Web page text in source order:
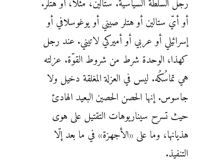
رجل السلطة السياسيّة. ستالين، مثلاً، أو هتلر.
أو أيّ ستالين أو هتلر صيني أو يوغوسلافي أو
إسرائيلي أو عربي أو أميركي لاتيني. عند رجل
كهذا، الوحدة شرط من شروط القوّة. عزلته
هي تماسُكُه. ليس في العزلة المغلقة دخيل ولا
جاسوس. إنها الحصن الحصين البعيد الهادئ
حيث تسرح سيناريوهات التقتيل على هوى
هذيانها، وما على «الأجهزة» في ما بعد إلّا
التنفيذ.